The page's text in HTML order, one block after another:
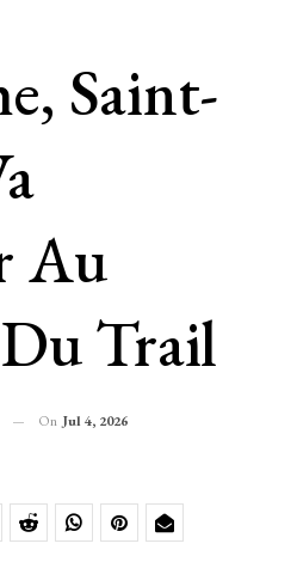
Saint-
Au
Trail
On Jul 4, 2026